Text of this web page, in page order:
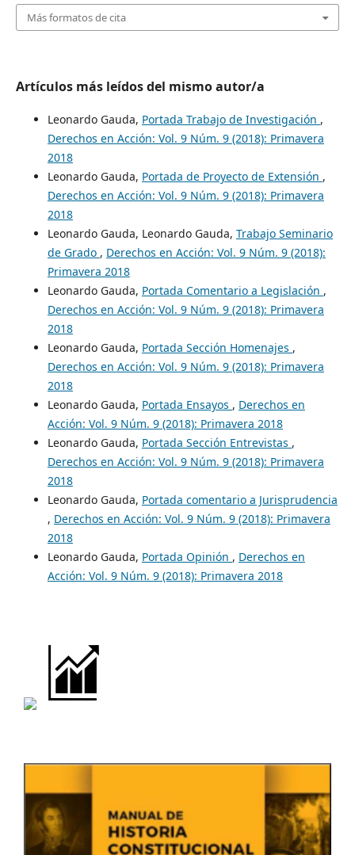
Más formatos de cita
Artículos más leídos del mismo autor/a
Leonardo Gauda, Portada Trabajo de Investigación ,
Derechos en Acción: Vol. 9 Núm. 9 (2018): Primavera
2018
Leonardo Gauda, Portada de Proyecto de Extensión ,
Derechos en Acción: Vol. 9 Núm. 9 (2018): Primavera
2018
Leonardo Gauda, Leonardo Gauda, Trabajo Seminario
de Grado , Derechos en Acción: Vol. 9 Núm. 9 (2018):
Primavera 2018
Leonardo Gauda, Portada Comentario a Legislación ,
Derechos en Acción: Vol. 9 Núm. 9 (2018): Primavera
2018
Leonardo Gauda, Portada Sección Homenajes ,
Derechos en Acción: Vol. 9 Núm. 9 (2018): Primavera
2018
Leonardo Gauda, Portada Ensayos , Derechos en
Acción: Vol. 9 Núm. 9 (2018): Primavera 2018
Leonardo Gauda, Portada Sección Entrevistas ,
Derechos en Acción: Vol. 9 Núm. 9 (2018): Primavera
2018
Leonardo Gauda, Portada comentario a Jurisprudencia
, Derechos en Acción: Vol. 9 Núm. 9 (2018): Primavera
2018
Leonardo Gauda, Portada Opinión , Derechos en
Acción: Vol. 9 Núm. 9 (2018): Primavera 2018